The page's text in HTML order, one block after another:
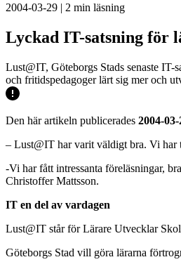
2004-03-29 | 2 min läsning
Lyckad IT-satsning för
Lust@IT, Göteborgs Stads senaste
och fritidspedagoger lärt sig mer och
Den här artikeln publicerades 2004-03-
– Lust@IT har varit väldigt bra. Vi har
-Vi har fått intressanta föreläsningar,
Christoffer Mattsson.
IT en del av vardagen
Lust@IT står för Lärare Utvecklar
Göteborgs Stad vill göra lärarna